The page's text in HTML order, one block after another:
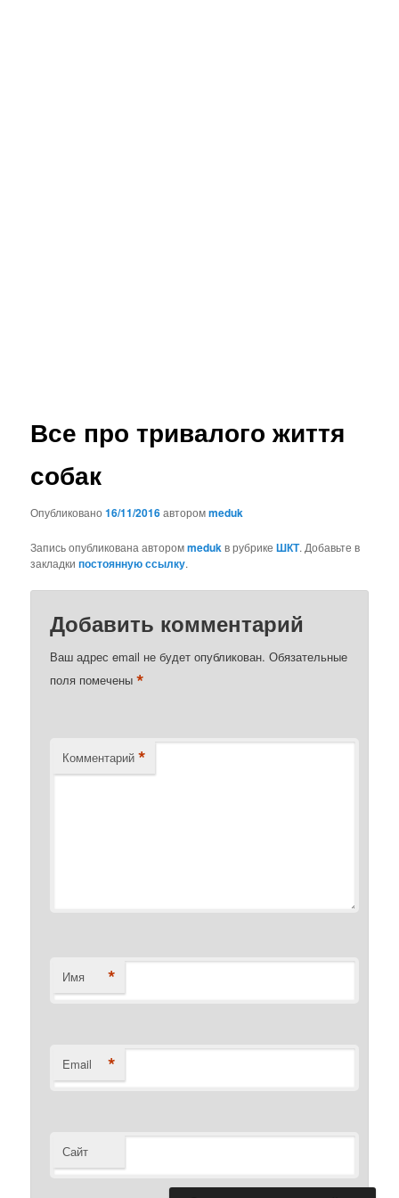
Все про тривалого життя
собак
Опубликовано16/11/2016авторомmeduk
Запись опубликована авторомmedukв рубрикеШКТ. Добавьте в
закладкипостоянную ссылку.
Добавить комментарий
Ваш адрес email не будет опубликован. Обязательные
поля помечены*
Комментарий *
Имя *
Email *
Сайт